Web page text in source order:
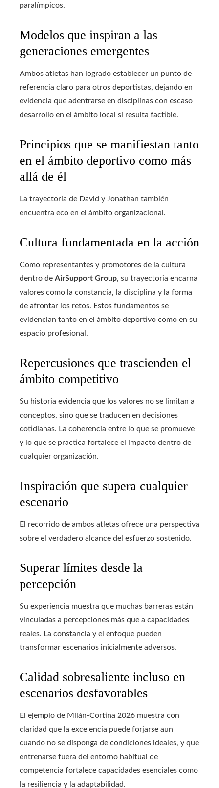
paralímpicos.
Modelos que inspiran a las
generaciones emergentes
Ambos atletas han logrado establecer un punto de
referencia claro para otros deportistas, dejando en
evidencia que adentrarse en disciplinas con escaso
desarrollo en el ámbito local sí resulta factible.
Principios que se manifiestan tanto
en el ámbito deportivo como más
allá de él
La trayectoria de David y Jonathan también
encuentra eco en el ámbito organizacional.
Cultura fundamentada en la acción
Como representantes y promotores de la cultura
dentro de AirSupport Group, su trayectoria encarna
valores como la constancia, la disciplina y la forma
de afrontar los retos. Estos fundamentos se
evidencian tanto en el ámbito deportivo como en su
espacio profesional.
Repercusiones que trascienden el
ámbito competitivo
Su historia evidencia que los valores no se limitan a
conceptos, sino que se traducen en decisiones
cotidianas. La coherencia entre lo que se promueve
y lo que se practica fortalece el impacto dentro de
cualquier organización.
Inspiración que supera cualquier
escenario
El recorrido de ambos atletas ofrece una perspectiva
sobre el verdadero alcance del esfuerzo sostenido.
Superar límites desde la
percepción
Su experiencia muestra que muchas barreras están
vinculadas a percepciones más que a capacidades
reales. La constancia y el enfoque pueden
transformar escenarios inicialmente adversos.
Calidad sobresaliente incluso en
escenarios desfavorables
El ejemplo de Milán-Cortina 2026 muestra con
claridad que la excelencia puede forjarse aun
cuando no se disponga de condiciones ideales, y que
entrenarse fuera del entorno habitual de
competencia fortalece capacidades esenciales como
la resiliencia y la adaptabilidad.